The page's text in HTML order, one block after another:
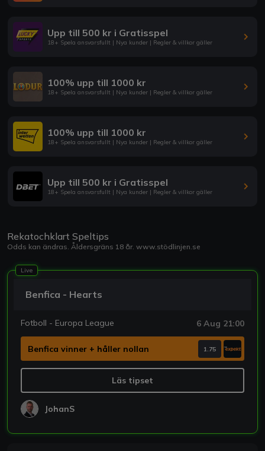
Upp till 500 kr i Gratisspel
18+ Spela ansvarsfullt | Nya kunder | Regler & villkor gäller
100% upp till 1000 kr
18+ Spela ansvarsfullt | Nya kunder | Regler & villkor gäller
100% upp till 1000 kr
18+ Spela ansvarsfullt | Nya kunder | Regler & villkor gäller
Upp till 500 kr i Gratisspel
18+ Spela ansvarsfullt | Nya kunder | Regler & villkor gäller
Rekatochklart Speltips
Odds kan ändras. Åldersgräns 18 år. www.stödlinjen.se
Live
Benfica - Hearts
Fotboll - Europa League 6 Aug 21:00
Benfica vinner + håller nollan 1.75
Läs tipset
JohanS